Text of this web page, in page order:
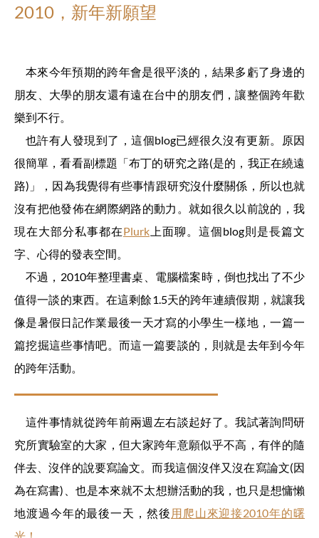
2010，新年新願望
本來今年預期的跨年會是很平淡的，結果多虧了身邊的
朋友、大學的朋友還有遠在台中的朋友們，讓整個跨年歡
樂到不行。
也許有人發現到了，這個blog已經很久沒有更新。原因
很簡單，看看副標題「布丁的研究之路(是的，我正在繞遠
路)」，因為我覺得有些事情跟研究沒什麼關係，所以也就
沒有把他發佈在網際網路的動力。就如很久以前說的，我
現在大部分私事都在Plurk 上面聊。這個blog則是長篇文
字、心得的發表空間。
不過，2010年整理書桌、電腦檔案時，倒也找出了不少
值得一談的東西。在這剩餘1.5天的跨年連續假期，就讓我
像是暑假日記作業最後一天才寫的小學生一樣地，一篇一
篇挖掘這些事情吧。而這一篇要談的，則就是去年到今年
的跨年活動。
這件事情就從跨年前兩週左右談起好了。我試著詢問研
究所實驗室的大家，但大家跨年意願似乎不高，有伴的隨
伴去、沒伴的說要寫論文。而我這個沒伴又沒在寫論文(因
為在寫書)、也是本來就不太想辦活動的我，也只是想慵懶
地渡過今年的最後一天，然後 用爬山來迎接2010年的曙